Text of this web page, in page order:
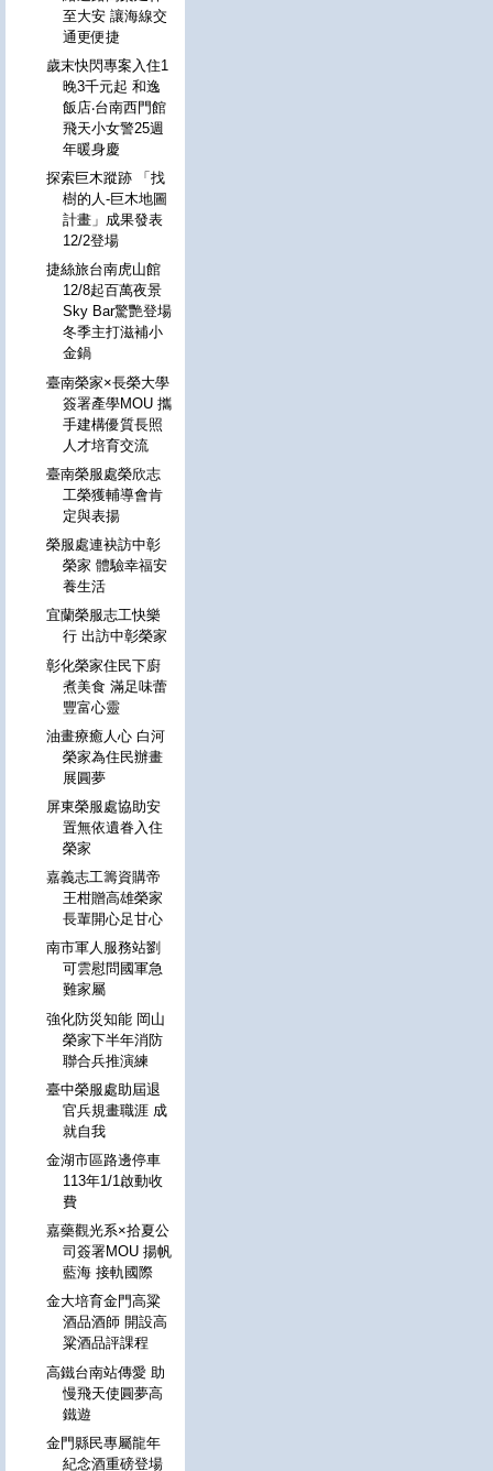
至大安 讓海線交
通更便捷
歲末快閃專案入住1
晚3千元起 和逸
飯店‧台南西門館
飛天小女警25週
年暖身慶
探索巨木蹤跡 「找
樹的人-巨木地圖
計畫」成果發表
12/2登場
捷絲旅台南虎山館
12/8起百萬夜景
Sky Bar驚艷登場
冬季主打滋補小
金鍋
臺南榮家×長榮大學
簽署產學MOU 攜
手建構優質長照
人才培育交流
臺南榮服處榮欣志
工榮獲輔導會肯
定與表揚
榮服處連袂訪中彰
榮家 體驗幸福安
養生活
宜蘭榮服志工快樂
行 出訪中彰榮家
彰化榮家住民下廚
煮美食 滿足味蕾
豐富心靈
油畫療癒人心 白河
榮家為住民辦畫
展圓夢
屏東榮服處協助安
置無依遺眷入住
榮家
嘉義志工籌資購帝
王柑贈高雄榮家
長輩開心足甘心
南市軍人服務站劉
可雲慰問國軍急
難家屬
強化防災知能 岡山
榮家下半年消防
聯合兵推演練
臺中榮服處助屆退
官兵規畫職涯 成
就自我
金湖市區路邊停車
113年1/1啟動收
費
嘉藥觀光系×拾夏公
司簽署MOU 揚帆
藍海 接軌國際
金大培育金門高粱
酒品酒師 開設高
粱酒品評課程
高鐵台南站傳愛 助
慢飛天使圓夢高
鐵遊
金門縣民專屬龍年
紀念酒重磅登場